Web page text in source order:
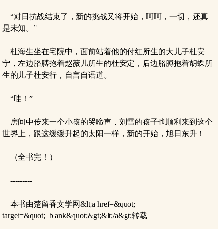
“对日抗战结束了，新的挑战又将开始，呵呵，一切，还真
是未知。”
杜海生坐在宅院中，面前站着他的付红所生的大儿子杜安
宁，左边胳膊抱着赵薇儿所生的杜安定，后边胳膊抱着胡蝶所
生的儿子杜安行，自言自语道。
“哇！”
房间中传来一个小孩的哭啼声，刘雪的孩子也顺利来到这个
世界上，跟这缓缓升起的太阳一样，新的开始，旭日东升！
（全书完！）
---------
本书由楚留香文学网&lt;a href=&quot;
target=&quot;_blank&quot;&gt;&lt;/a&gt;转载